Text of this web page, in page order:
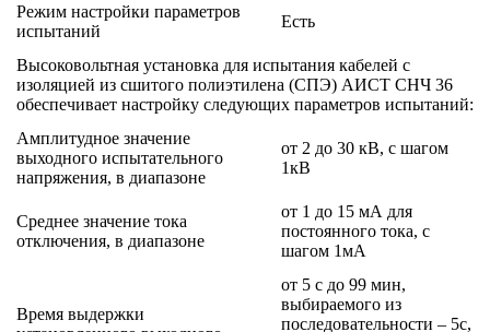
Режим настройки параметров
испытаний
Есть
Высоковольтная установка для испытания кабелей с
изоляцией из сшитого полиэтилена (СПЭ) АИСТ СНЧ 36
обеспечивает настройку следующих параметров испытаний:
Амплитудное значение
выходного испытательного
напряжения, в диапазоне
от 2 до 30 кВ, с шагом
1кВ
Среднее значение тока
отключения, в диапазоне
от 1 до 15 мА для
постоянного тока, с
шагом 1мА
Время выдержки
от 5 с до 99 мин,
выбираемого из
последовательности – 5с,